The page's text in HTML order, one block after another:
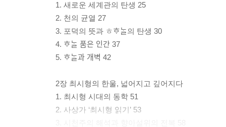
1. 새로운 세계관의 탄생 25
2. 천의 균열 27
3. 포덕의 뜻과 ㅎᄒᆞᄂᆞᆯ의 탄생 30
4. ᄒᆞᄂᆞᆯ 품은 인간 37
5. ᄒᆞᄂᆞᆯ과 개벽 42
2장 최시형의 한울, 넓어지고 깊어지다
1. 최시형 시대의 동학 51
2. 사상가 ‘최시형 읽기’ 53